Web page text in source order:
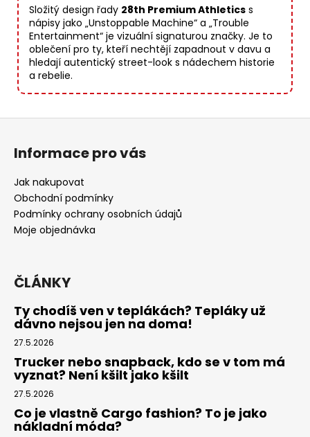
Složitý design řady 28th Premium Athletics s
nápisy jako „Unstoppable Machine“ a „Trouble
Entertainment“ je vizuální signaturou značky. Je to
oblečení pro ty, kteří nechtějí zapadnout v davu a
hledají autentický street-look s nádechem historie
a rebelie.
Informace pro vás
Jak nakupovat
Obchodní podmínky
Podmínky ochrany osobních údajů
Moje objednávka
ČLÁNKY
Ty chodíš ven v teplákách? Tepláky už
dávno nejsou jen na doma!
27.5.2026
Trucker nebo snapback, kdo se v tom má
vyznat? Není kšilt jako kšilt
27.5.2026
Co je vlastně Cargo fashion? To je jako
nákladní móda?